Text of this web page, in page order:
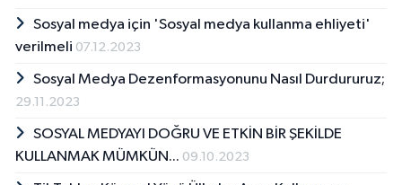
Sosyal medya için 'Sosyal medya kullanma ehliyeti'
verilmeli 07.12.2023
Sosyal Medya Dezenformasyonunu Nasıl Durdururuz;
29.11.2023
SOSYAL MEDYAYI DOĞRU VE ETKİN BİR ŞEKİLDE
KULLANMAK MÜMKÜN... 09.10.2023